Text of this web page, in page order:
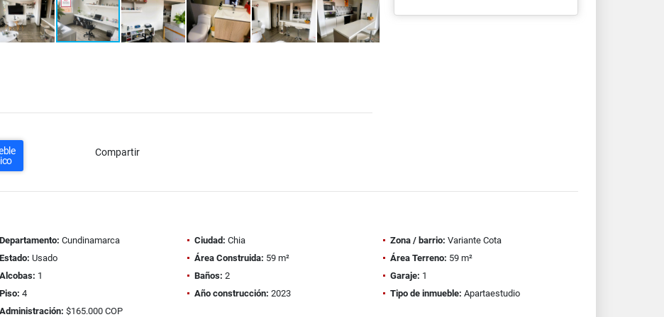
Compartir
Departamento: Cundinamarca Ciudad: Chia Zona / barrio: Variante Cota
Estado: Usado Área Construida: 59 m² Área Terreno: 59 m²
Alcobas: 1 Baños: 2 Garaje: 1
Piso: 4 Año construcción: 2023 Tipo de inmueble: Apartaestudio
Administración: $165.000 COP